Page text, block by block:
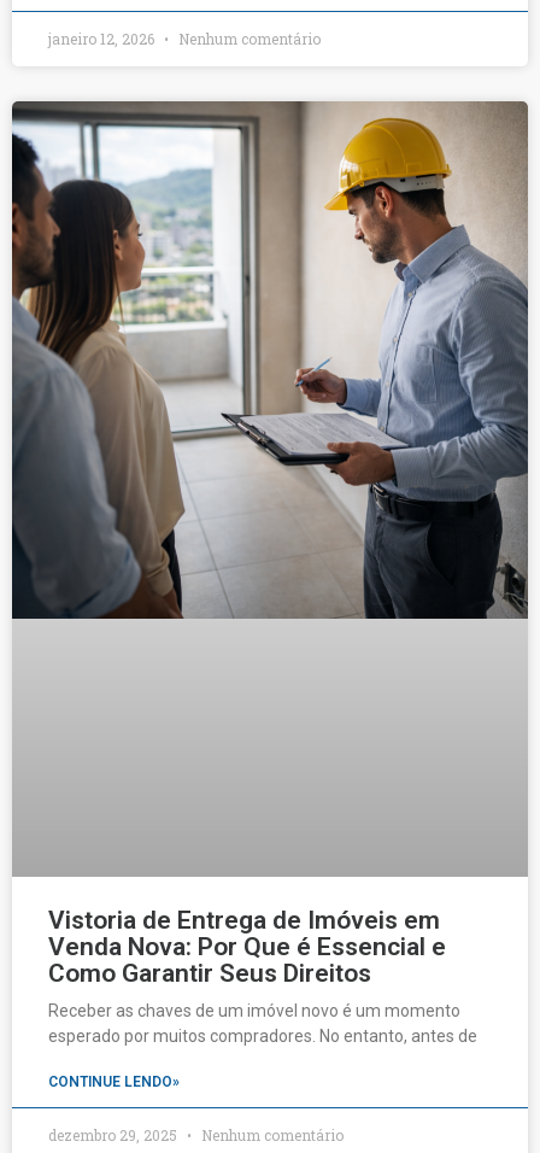
janeiro 12, 2026 Nenhum comentário
Vistoria de Entrega de Imóveis em
Venda Nova: Por Que é Essencial e
Como Garantir Seus Direitos
Receber as chaves de um imóvel novo é um momento
esperado por muitos compradores. No entanto, antes de
CONTINUE LENDO»
dezembro 29, 2025 Nenhum comentário